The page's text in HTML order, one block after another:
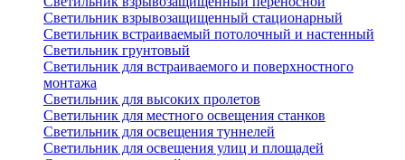
Светильник взрывозащищенный стационарный
Светильник встраиваемый потолочный и настенный
Светильник грунтовый
Светильник для встраиваемого и поверхностного
монтажа
Светильник для высоких пролетов
Светильник для местного освещения станков
Светильник для освещения туннелей
Светильник для освещения улиц и площадей